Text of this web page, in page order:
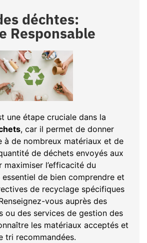
déchtes:
Responsable
une étape cruciale dans la
, car il permet de donner
à de nombreux matériaux et de
de déchets envoyés aux
maximiser l’efficacité du
de bien comprendre et
de recyclage spécifiques
vous auprès des
ou des services de gestion des
les matériaux acceptés et
tri recommandées.